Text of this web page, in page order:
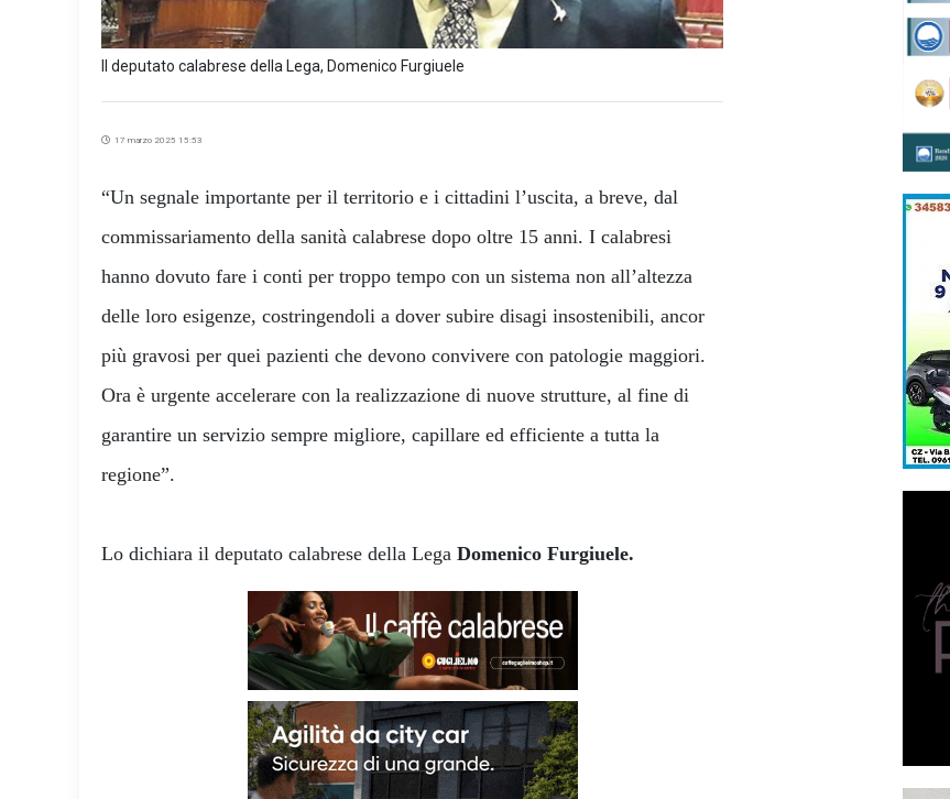
Il deputato calabrese della Lega, Domenico Furgiuele
17 marzo 2025 15:53
“Un segnale importante per il territorio e i cittadini l’uscita, a breve, dal
commissariamento della sanità calabrese dopo oltre 15 anni. I calabresi
hanno dovuto fare i conti per troppo tempo con un sistema non all’altezza
delle loro esigenze, costringendoli a dover subire disagi insostenibili, ancor
più gravosi per quei pazienti che devono convivere con patologie maggiori.
Ora è urgente accelerare con la realizzazione di nuove strutture, al fine di
garantire un servizio sempre migliore, capillare ed efficiente a tutta la
regione”.
Lo dichiara il deputato calabrese della Lega Domenico Furgiuele.